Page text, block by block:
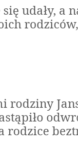
udały, a
rodziny